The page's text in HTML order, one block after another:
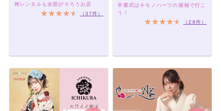
袴レンタルも全部がそろうお店
（37件）
卒業式はキモノハーツの振袖で行こ
う！
（28件）